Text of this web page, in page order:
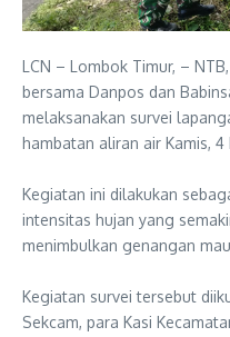
LCN – Lombok Timur, –
bersama Danpos dan
melaksanakan survei
hambatan aliran air Kamis,
‎Kegiatan ini dilakukan
intensitas hujan yang
menimbulkan genangan
‎Kegiatan survei tersebut
Sekcam, para Kasi